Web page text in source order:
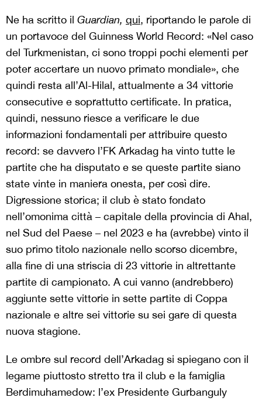
Ne ha scritto il Guardian, qui, riportando le parole di
un portavoce del Guinness World Record: «Nel caso
del Turkmenistan, ci sono troppi pochi elementi per
poter accertare un nuovo primato mondiale», che
quindi resta all’Al-Hilal, attualmente a 34 vittorie
consecutive e soprattutto certificate. In pratica,
quindi, nessuno riesce a verificare le due
informazioni fondamentali per attribuire questo
record: se davvero l’FK Arkadag ha vinto tutte le
partite che ha disputato e se queste partite siano
state vinte in maniera onesta, per così dire.
Digressione storica; il club è stato fondato
nell’omonima città – capitale della provincia di Ahal,
nel Sud del Paese – nel 2023 e ha (avrebbe) vinto il
suo primo titolo nazionale nello scorso dicembre,
alla fine di una striscia di 23 vittorie in altrettante
partite di campionato. A cui vanno (andrebbero)
aggiunte sette vittorie in sette partite di Coppa
nazionale e altre sei vittorie su sei gare di questa
nuova stagione.
Le ombre sul record dell’Arkadag si spiegano con il
legame piuttosto stretto tra il club e la famiglia
Berdimuhamedow: l’ex Presidente Gurbanguly